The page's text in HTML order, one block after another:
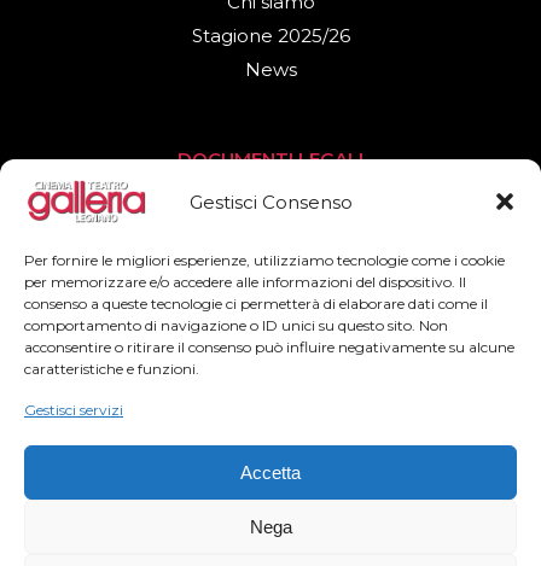
Gestisci Consenso
Per fornire le migliori esperienze, utilizziamo tecnologie come i cookie
per memorizzare e/o accedere alle informazioni del dispositivo. Il
consenso a queste tecnologie ci permetterà di elaborare dati come il
comportamento di navigazione o ID unici su questo sito. Non
acconsentire o ritirare il consenso può influire negativamente su alcune
caratteristiche e funzioni.
Gestisci servizi
Accetta
Nega
Stagione 2025/26
News
DOCUMENTI LEGALI
Privacy Policy
SEGUICI
Facebook